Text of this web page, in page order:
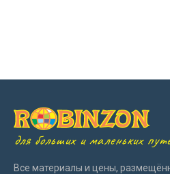
для больших и маленьких
Все материалы и цены,